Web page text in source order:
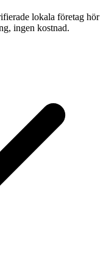
lokala företag hör
ingen kostnad.